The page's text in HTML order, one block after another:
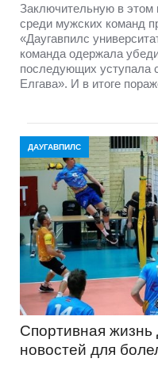
Заключительную в этом
среди мужских команд
«Даугавпилс
команда одержала
последующих уступала
Елгава». И в итоге
ДАУГАВПИЛС
Спортивная жизнь
новостей для